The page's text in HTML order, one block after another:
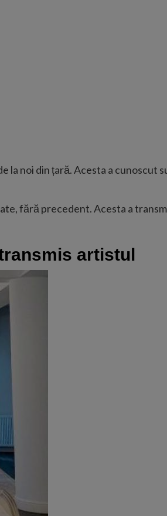
la noi din țară. Acesta a cunoscut
fără precedent. Acesta a
artistul